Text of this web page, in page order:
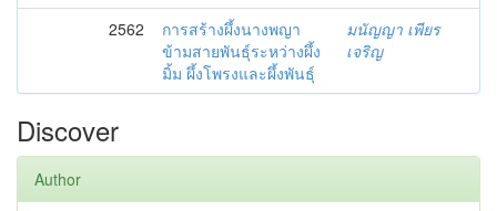
2562
การสร้างผึ้งนางพญา
ข้ามสายพันธุ์ระหว่างผึ้ง
มิ้ม ผึ้งโพรงและผึ้งพันธุ์
มนัญญา เพียร
เจริญ
Discover
Author